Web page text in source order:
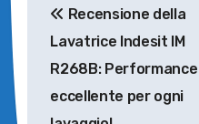
articoli
Recensione della
Lavatrice Indesit IM
R268B: Performance
eccellente per ogni